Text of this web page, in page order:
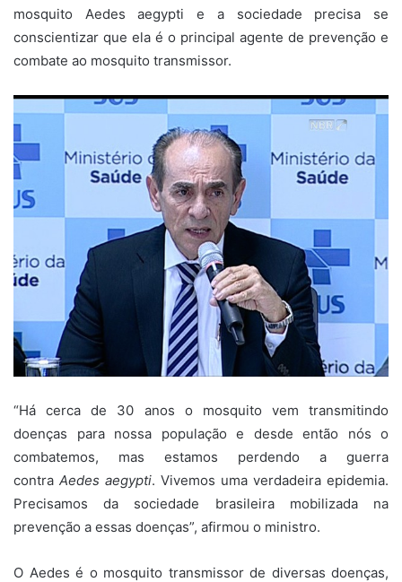
mosquito Aedes aegypti e a sociedade precisa se
conscientizar que ela é o principal agente de prevenção e
combate ao mosquito transmissor.
“Há cerca de 30 anos o mosquito vem transmitindo
doenças para nossa população e desde então nós o
combatemos, mas estamos perdendo a guerra
contra Aedes aegypti. Vivemos uma verdadeira epidemia.
Precisamos da sociedade brasileira mobilizada na
prevenção a essas doenças”, afirmou o ministro.
O Aedes é o mosquito transmissor de diversas doenças,